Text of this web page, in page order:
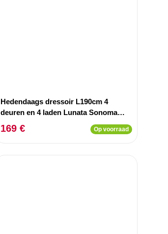
Hedendaags dressoir L190cm 4
deuren en 4 laden Lunata Sonoma
hout en Wit
169 € Op voorraad